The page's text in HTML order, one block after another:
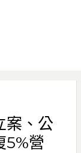
案、公
5%營